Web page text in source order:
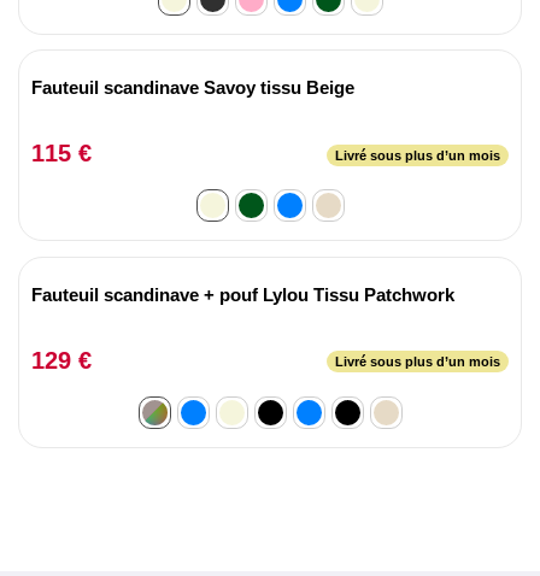
Fauteuil scandinave Savoy tissu Beige
115 € Livré sous plus d’un mois
Fauteuil scandinave + pouf Lylou Tissu Patchwork
129 € Livré sous plus d’un mois